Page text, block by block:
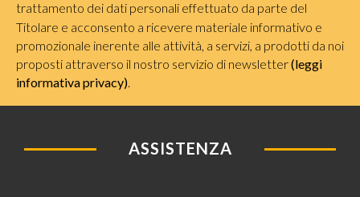
trattamento dei dati personali effettuato da parte del
Titolare e acconsento a ricevere materiale informativo e
promozionale inerente alle attività, a servizi, a prodotti da noi
proposti attraverso il nostro servizio di newsletter(leggi
informativa privacy).
ASSISTENZA